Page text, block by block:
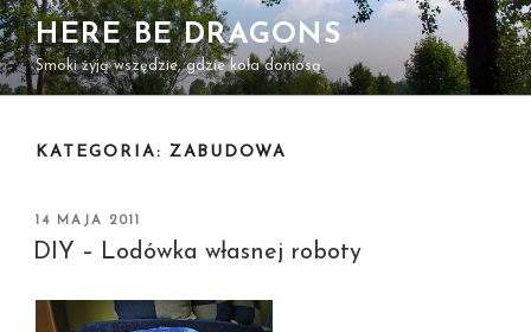
Przejdź
do
treści
HERE BE DRAGONS
Smoki żyją wszędzie, gdzie koła doniosą.
KATEGORIA: ZABUDOWA
OPUBLIKOWANE
W
14 MAJA 2011
DIY – Lodówka własnej roboty